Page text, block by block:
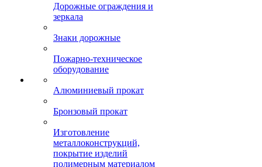
Дорожные ограждения и
зеркала
Знаки дорожные
Пожарно-техническое
оборудование
Алюминиевый прокат
Бронзовый прокат
Изготовление
металлоконструкций,
покрытие изделий
полимерным материалом